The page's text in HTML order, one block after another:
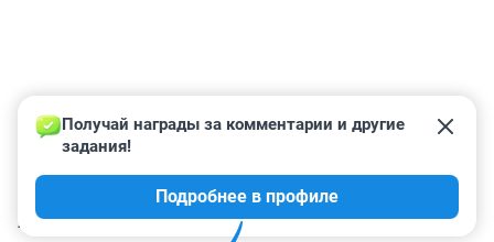
КОММЕНТАРИИ 49
Получай награды за комментарии и другие
задания!
Подробнее в профиле